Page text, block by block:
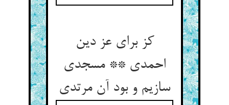
کز برای عز دین
احمدی ** مسجدی
سازیم و بود آن مرتدی‏